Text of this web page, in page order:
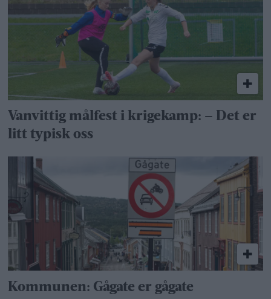
Vanvittig målfest i krigekamp: – Det er
litt typisk oss
Kommunen: Gågate er gågate